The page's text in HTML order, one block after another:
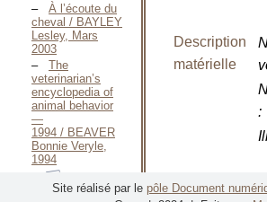
À l’écoute du
cheval / BAYLEY
Lesley, Mars
2003
The
veterinarian’s
encyclopedia of
animal behavior
—
1994 / BEAVER
Bonnie Veryle,
1994
interactions
Description
matérielle
:
Langue(s)
Site réalisé par le pôle Document